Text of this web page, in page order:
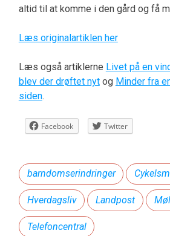
altid til at komme i den gård og få
Læs originalartiklen her
Læs også artiklerne Livet på en
blev der drøftet nytog Minder fra
siden.
Facebook Twitter
barndomserindringer
Hverdagsliv Landpost
Telefoncentral